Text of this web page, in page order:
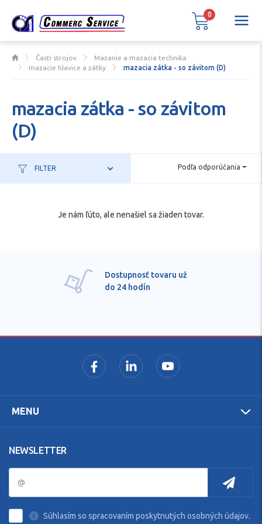
Časti strojov
Mazanie a mazacia technika
mazacie hlavice a zátky
mazacia zátka - so závitom (D)
mazacia zátka - so závitom
(D)
FILTER Podľa odporúčania
Je nám ľúto, ale nenašiel sa žiaden tovar.
Dostupnosť tovaru už
do 24 hodín
MENU
NEWSLETTER
Súhlasím so spracovaním poskytnutých osobných údajov.
0